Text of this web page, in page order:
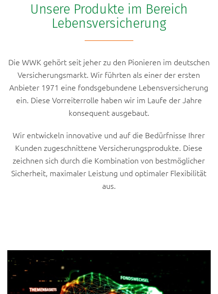
Unsere Produkte im Bereich
Lebensversicherung
Die WWK gehört seit jeher zu den Pionieren im deutschen
Versicherungsmarkt. Wir führten als einer der ersten
Anbieter 1971 eine fondsgebundene Lebensversicherung
ein. Diese Vorreiterrolle haben wir im Laufe der Jahre
konsequent ausgebaut.
Wir entwickeln innovative und auf die Bedürfnisse Ihrer
Kunden zugeschnittene Versicherungsprodukte. Diese
zeichnen sich durch die Kombination von bestmöglicher
Sicherheit, maximaler Leistung und optimaler Flexibilität
aus.